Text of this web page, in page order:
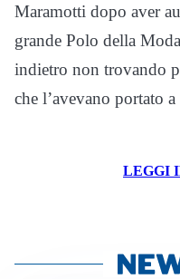
Maramotti dopo aver
grande Polo della
indietro non trovando
che l’avevano portato
LEGGI